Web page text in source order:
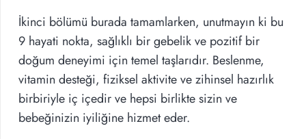
İkinci bölümü burada tamamlarken, unutmayın ki bu
9 hayati nokta, sağlıklı bir gebelik ve pozitif bir
doğum deneyimi için temel taşlarıdır. Beslenme,
vitamin desteği, fiziksel aktivite ve zihinsel hazırlık
birbiriyle iç içedir ve hepsi birlikte sizin ve
bebeğinizin iyiliğine hizmet eder.